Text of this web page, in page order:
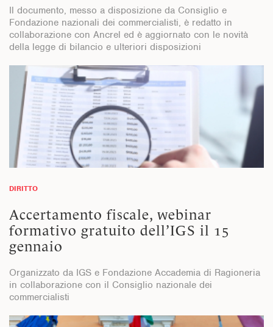
Il documento, messo a disposizione da Consiglio e
Fondazione nazionali dei commercialisti, è redatto in
collaborazione con Ancrel ed è aggiornato con le novità
della legge di bilancio e ulteriori disposizioni
DIRITTO
Accertamento fiscale, webinar
formativo gratuito dell’IGS il 15
gennaio
Organizzato da IGS e Fondazione Accademia di Ragioneria
in collaborazione con il Consiglio nazionale dei
commercialisti